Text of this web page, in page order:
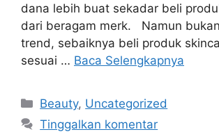
dana lebih buat sekadar beli
dari beragam merk. Namun
trend, sebaiknya beli produk
sesuai … Baca Selengkapnya
Kategori
Beauty, Uncategorized
Tinggalkan komentar